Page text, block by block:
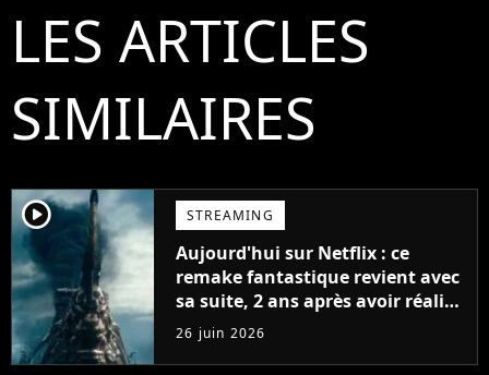
LES ARTICLES
SIMILAIRES
player2 STREAMING
Aujourd'hui sur Netflix : ce
remake fantastique revient avec
sa suite, 2 ans après avoir réalisé
60 millions de vues et régné 6
semaines dans le Top 10
26 juin 2026